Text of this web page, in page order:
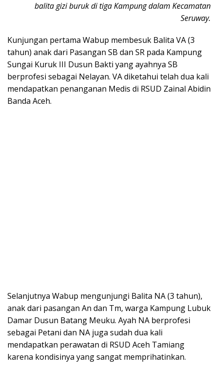
balita gizi buruk di tiga Kampung dalam Kecamatan
Seruway.
Kunjungan pertama Wabup membesuk Balita VA (3
tahun) anak dari Pasangan SB dan SR pada Kampung
Sungai Kuruk III Dusun Bakti yang ayahnya SB
berprofesi sebagai Nelayan. VA diketahui telah dua kali
mendapatkan penanganan Medis di RSUD Zainal Abidin
Banda Aceh.
Selanjutnya Wabup mengunjungi Balita NA (3 tahun),
anak dari pasangan An dan Tm, warga Kampung Lubuk
Damar Dusun Batang Meuku. Ayah NA berprofesi
sebagai Petani dan NA juga sudah dua kali
mendapatkan perawatan di RSUD Aceh Tamiang
karena kondisinya yang sangat memprihatinkan.